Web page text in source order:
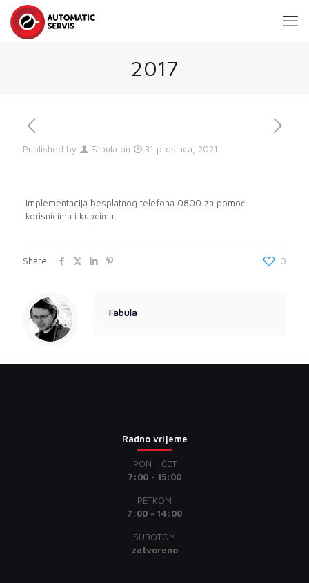
2017
Published by Fabula on 31 prosinca, 2021
Implementacija besplatnog telefona 0800 za pomoć
korisnicima i kupcima
Share 0
Fabula
Radno vrijeme
PON - ČET
7:00 - 15:00
PETKOM
7:00 - 14:00
SUBOTOM
zatvoreno